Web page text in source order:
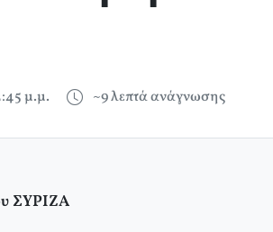
μ.μ. ~9 λεπτά ανάγνωσης
ΣΥΡΙΖΑ